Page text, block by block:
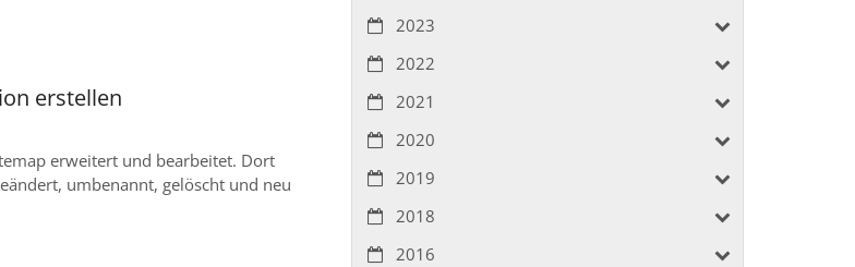
erstellen
erweitert und bearbeitet. Dort
umbenannt, gelöscht und neu
2023
2022
2021
2020
2019
2018
2016